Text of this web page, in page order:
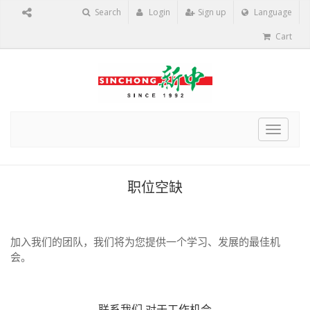
Search Login Sign up Language
Cart
Toggle
职位空缺
加入我们的团队，我们将为您提供一个学习、发展的最佳机
会。